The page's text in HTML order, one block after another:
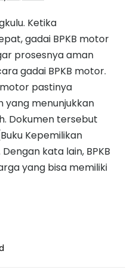
Ketika
gadai BPKB motor
prosesnya aman
gadai BPKB motor.
pastinya
yang menunjukkan
Dokumen tersebut
Kepemilikan
kata lain, BPKB
yang bisa memiliki